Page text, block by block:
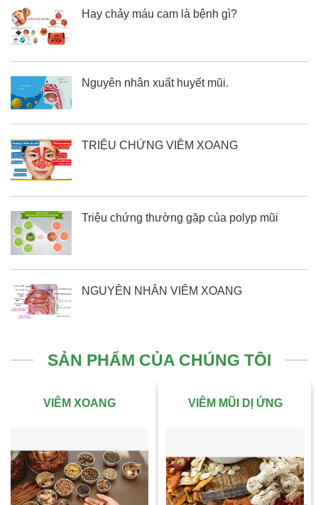
Hay chảy máu cam là bệnh gì?
Nguyên nhân xuất huyết mũi.
TRIỆU CHỨNG VIÊM XOANG
Triệu chứng thường gặp của polyp mũi
NGUYÊN NHÂN VIÊM XOANG
SẢN PHẨM CỦA CHÚNG TÔI
VIÊM XOANG VIÊM MŨI DỊ ỨNG